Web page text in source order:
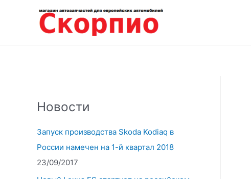
содержимому
Новости
Запуск производства Skoda Kodiaq в
России намечен на 1-й квартал 2018
23/09/2017